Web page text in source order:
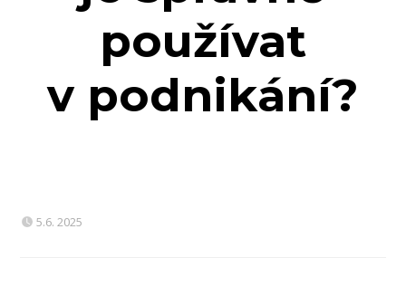
používat
v podnikání?
5.6. 2025